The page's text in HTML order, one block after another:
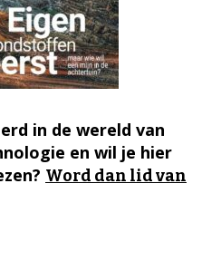
in de wereld van
en wil je hier
Word dan lid van